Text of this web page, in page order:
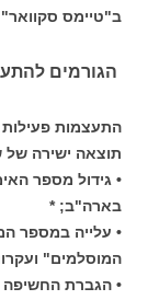
ב"טיימס סקוואר"
הגורמים
התעצמות
תוצאה ישירה של
• גידול מספר
בארה"ב; *
• עלייה במספר
המוסלמים"
• הגברת החשיפה